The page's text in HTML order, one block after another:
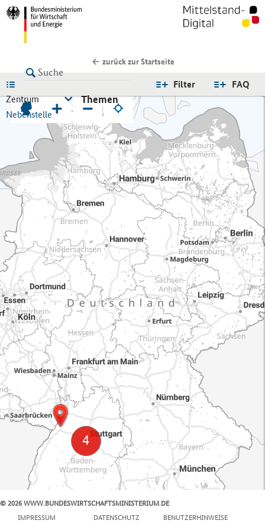
zurück zur Startseite
FAQ
Filter
Zentrum
Nebenstelle
Themen
+ −
© 2026 WWW.BUNDESWIRTSCHAFTSMINISTERIUM.DE
IMPRESSUM
DATENSCHUTZ BENUTZERHINWEISE